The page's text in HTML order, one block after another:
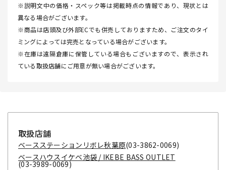
※説明文中の価格・スペック等は掲載時点の情報であり、現状とは
異なる場合がございます。
※商品は店頭及び外部ECでも併売しておりますため、ご注文のタイ
ミングによっては完売となっている場合がございます。
※在庫は遠隔倉庫に保管している場合もございますので、表示され
ている取扱店舗にご用意が無い場合がございます。
取扱店舗
ベースステーションリボレ秋葉原(03-3862-0069)
ベースハウスイケベ池袋 / IKEBE BASS OUTLET
(03-3989-0069)